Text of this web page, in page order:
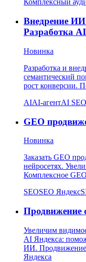
Комплексный
Внедрение
Разработка
Новинка
Разработка и
семантический
рост конверсии.
AIAI-агентAI SEO
GEO
Новинка
Заказать GEO
нейросетях.
Комплексное
SEOSEO Яндекс
Продвижение
Увеличим
AI Яндекса:
ИИ. Продвижение
Яндекса